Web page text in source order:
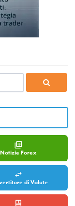
Notizie Forex
di Valute